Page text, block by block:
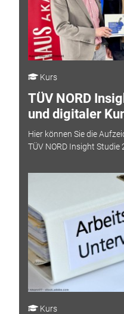
Kurs
TÜV NORD
und digitaler
Hier können Sie die
TÜV NORD Insight Studie
Kurs